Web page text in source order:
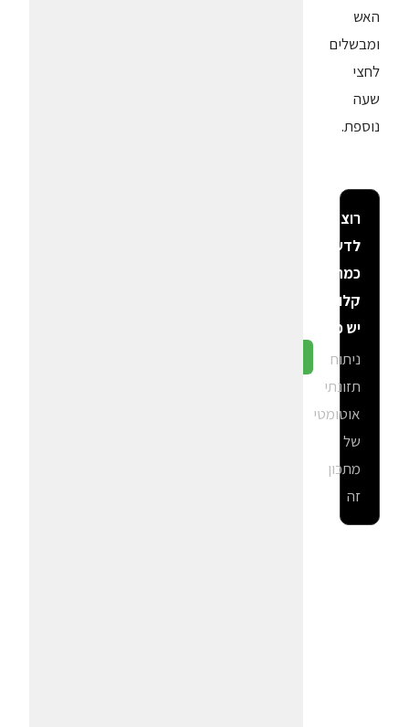
האש
ומבשלים
לחצי
שעה
נוספת.
רוצה
לדעת
כמה
קלוריות
יש פה?
ניתוח
תזונתי
אוטומטי
של
מתכון
זה